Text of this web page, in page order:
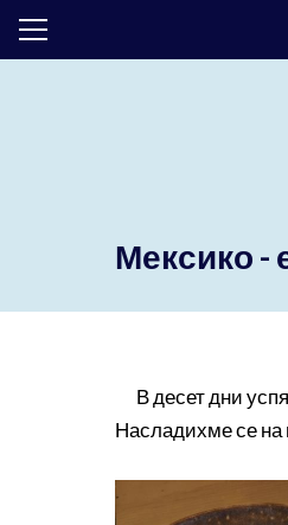
ЕКЗОТИКА
ПРАЗНИЦИ
ИНТЕРЕСНО
ТРАНСФЕРИ
Мексико -
В десет дни
Насладихме се на